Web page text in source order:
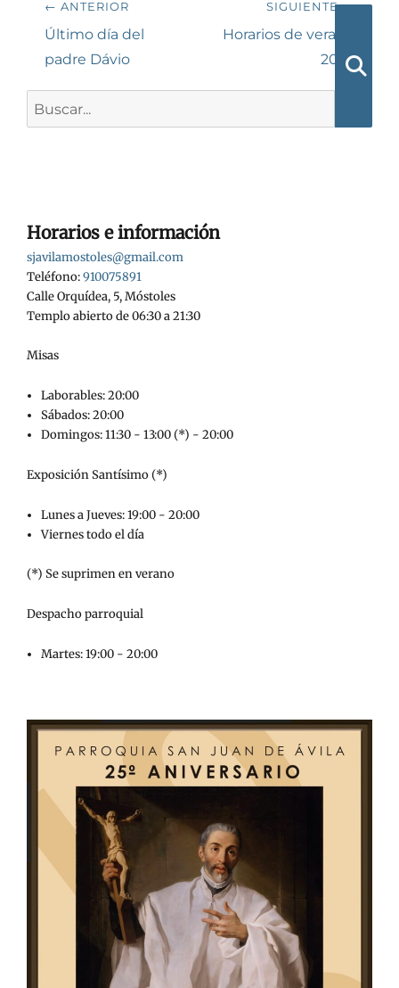
de
entradas
← ANTERIOR
Entrada
anterior:
Último día del
padre Dávio
SIGUIENTE →
Siguiente
Horarios de verano
2025
Horarios e información
sjavilamostoles@gmail.com
Teléfono:910075891
Calle Orquídea, 5, Móstoles
Templo abierto de 06:30 a 21:30
Misas
Laborables: 20:00
Sábados: 20:00
Domingos: 11:30 - 13:00 (*) - 20:00
Exposición Santísimo (*)
Lunes a Jueves: 19:00 - 20:00
Viernes todo el día
(*) Se suprimen en verano
Despacho parroquial
Martes: 19:00 - 20:00